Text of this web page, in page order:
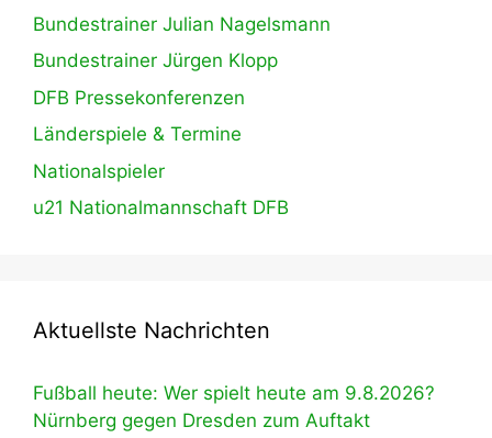
Bundestrainer Julian Nagelsmann
Bundestrainer Jürgen Klopp
DFB Pressekonferenzen
Länderspiele & Termine
Nationalspieler
u21 Nationalmannschaft DFB
Aktuellste Nachrichten
Fußball heute: Wer spielt heute am 9.8.2026?
Nürnberg gegen Dresden zum Auftakt